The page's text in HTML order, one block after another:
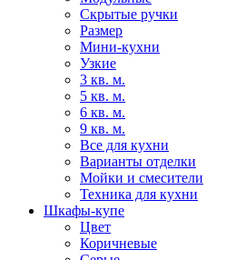
Скрытые ручки
Размер
Мини-кухни
Узкие
3 кв. м.
5 кв. м.
6 кв. м.
9 кв. м.
Все для кухни
Варианты отделки
Мойки и смесители
Техника для кухни
Шкафы-купе
Цвет
Коричневые